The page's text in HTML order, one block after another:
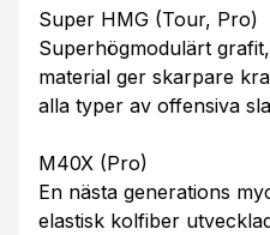
Super HMG (Tour, Pro)
Superhögmodulärt
material ger skarpare
alla typer av offensiva
M40X (Pro)
En nästa generations
elastisk kolfiber